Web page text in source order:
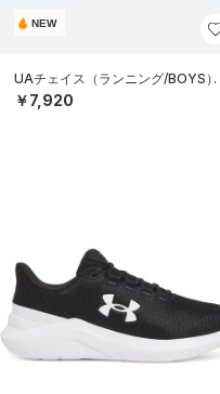
NEW
UAチェイス（ランニング/BOYS）
￥7,920